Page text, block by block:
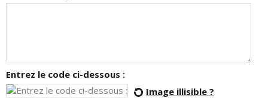
Entrez le code ci-dessous :
Image illisible ?